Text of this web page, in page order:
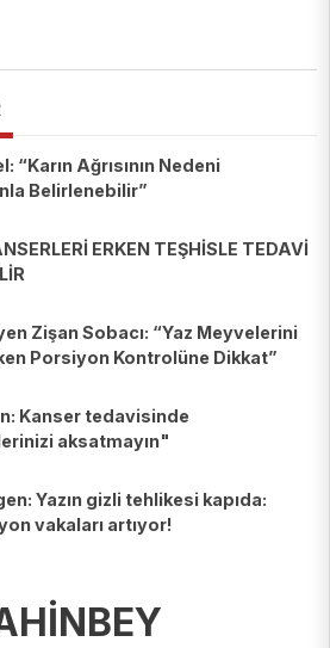
“Karın Ağrısının Nedeni
Belirlenebilir”
ERKEN TEŞHİSLE TEDAVİ
Zişan Sobacı: “Yaz Meyvelerini
Porsiyon Kontrolüne Dikkat”
Kanser tedavisinde
aksatmayın"
Yazın gizli tehlikesi kapıda:
vakaları artıyor!